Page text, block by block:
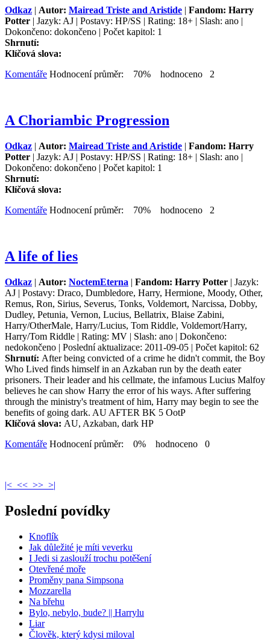
Odkaz | Autor: Mairead Triste and Aristide | Fandom: Harry
Potter | Jazyk: AJ | Postavy: HP/SS | Rating: 18+ | Slash: ano |
Dokončeno: dokončeno | Počet kapitol: 1
Shrnutí:
Klíčová slova:
Komentáře Hodnocení průměr: 70% hodnoceno 2
A Choriambic Progression
Odkaz | Autor: Mairead Triste and Aristide | Fandom: Harry
Potter | Jazyk: AJ | Postavy: HP/SS | Rating: 18+ | Slash: ano |
Dokončeno: dokončeno | Počet kapitol: 1
Shrnutí:
Klíčová slova:
Komentáře Hodnocení průměr: 70% hodnoceno 2
A life of lies
Odkaz | Autor: NoctemEterna | Fandom: Harry Potter | Jazyk:
AJ | Postavy: Draco, Dumbledore, Harry, Hermione, Moody, Other,
Remus, Ron, Sirius, Severus, Tonks, Voldemort, Narcissa, Dobby,
Dudley, Petunia, Vernon, Lucius, Bellatrix, Blaise Zabini,
Harry/OtherMale, Harry/Lucius, Tom Riddle, Voldemort/Harry,
Harry/Tom Riddle | Rating: MV | Slash: ano | Dokončeno:
nedokončeno | Poslední aktualizace: 2011-09-05 | Počet kapitol: 62
Shrnutí: After being convicted of a crime he didn't commit, the Boy
Who Lived finds himself in an Azkaban run by the death eater
prisoners. Their leader and his cellmate, the infamous Lucius Malfoy
believes he can show Harry the error of his ways. After suffering
through the ministry's treatment of him, Harry may begin to see the
benefits of going dark. AU AFTER BK 5 OotP
Klíčová slova: AU, Azkaban, dark HP
Komentáře Hodnocení průměr: 0% hodnoceno 0
|< << >> >|
Poslední povídky
Knoflík
Jak důležité je míti veverku
I Jedi si zaslouží trochu potěšení
Otevřené moře
Proměny pana Simpsona
Mozzarella
Na břehu
Bylo, nebylo, bude? || Harrylu
Liar
Člověk, který kdysi miloval